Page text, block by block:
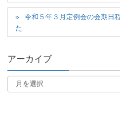
令和５年３月定例会の会期日
た
アーカイブ